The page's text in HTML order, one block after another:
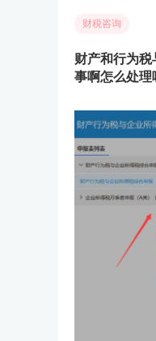
财税咨询
财产和行为
事啊怎么处理